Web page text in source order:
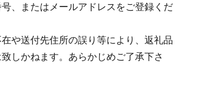
、またはメールアドレスをご登録くだ
や送付先住所の誤り等により、返礼品
しかねます。あらかじめご了承下さ